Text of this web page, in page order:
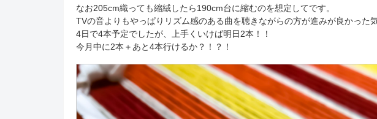
なお205cm織っても縮絨したら190cm台に縮むのを想定してです。
TVの音よりもやっぱりリズム感のある曲を聴きながらの方が進みが良かった気
4日で4本予定でしたが、上手くいけば明日2本！！
今月中に2本＋あと4本行けるか？！？！